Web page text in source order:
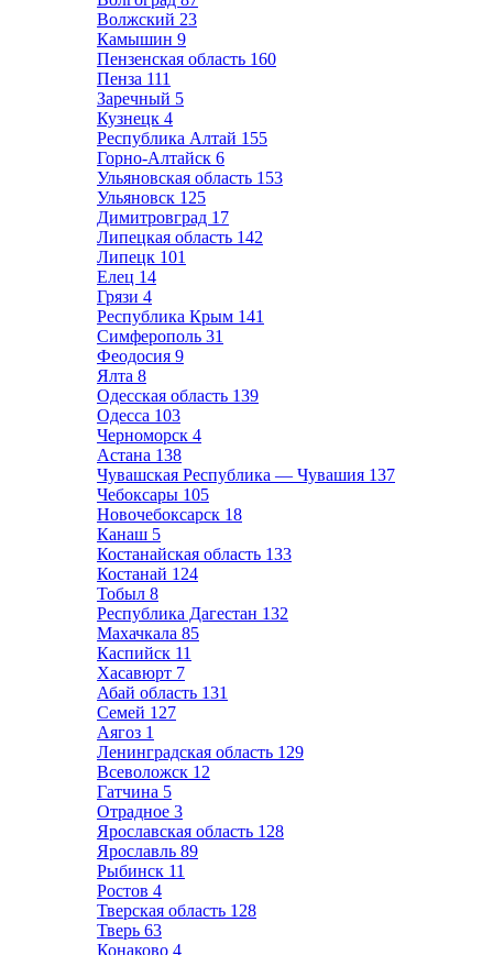
Волжский 23
Камышин 9
Пензенская область 160
Пенза 111
Заречный 5
Кузнецк 4
Республика Алтай 155
Горно-Алтайск 6
Ульяновская область 153
Ульяновск 125
Димитровград 17
Липецкая область 142
Липецк 101
Елец 14
Грязи 4
Республика Крым 141
Симферополь 31
Феодосия 9
Ялта 8
Одесская область 139
Одесса 103
Черноморск 4
Астана 138
Чувашская Республика — Чувашия 137
Чебоксары 105
Новочебоксарск 18
Канаш 5
Костанайская область 133
Костанай 124
Тобыл 8
Республика Дагестан 132
Махачкала 85
Каспийск 11
Хасавюрт 7
Абай область 131
Семей 127
Аягоз 1
Ленинградская область 129
Всеволожск 12
Гатчина 5
Отрадное 3
Ярославская область 128
Ярославль 89
Рыбинск 11
Ростов 4
Тверская область 128
Тверь 63
Конаково 4